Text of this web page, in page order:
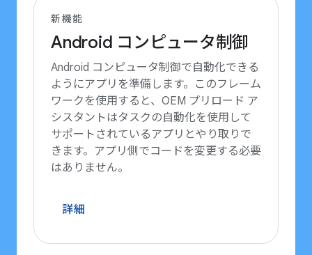
新機能
Android コンピュータ制御
Android コンピュータ制御で自動化できる
ようにアプリを準備します。このフレーム
ワークを使用すると、OEM プリロード ア
シスタントはタスクの自動化を使用して
サポートされているアプリとやり取りで
きます。アプリ側でコードを変更する必要
はありません。
詳細